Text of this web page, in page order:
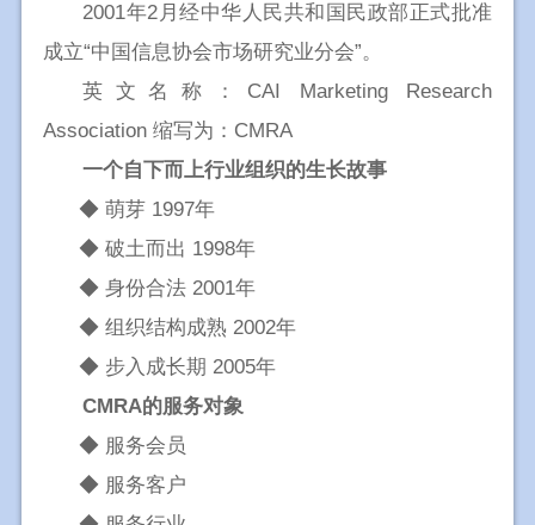
2001年2月经中华人民共和国民政部正式批准
成立“中国信息协会市场研究业分会”。
英文名称： CAI
Marketing Research
Association 缩写为：CMRA
一个自下而上行业组织的生长故事
◆ 萌芽 1997年
◆ 破土而出 1998年
◆ 身份合法 2001年
◆ 组织结构成熟 2002年
◆ 步入成长期 2005年
CMRA的服务对象
◆ 服务会员
◆ 服务客户